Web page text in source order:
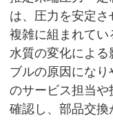
は、圧力を安定
複雑に組まれて
水質の変化による
ブルの原因にな
のサービス担当
確認し、部品交換